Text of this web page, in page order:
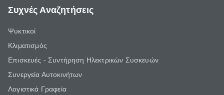
Συχνές Αναζητήσεις
Ψυκτικοί
Κλιματισμός
Επισκευές - Συντήρηση Ηλεκτρικών Συσκευών
Συνεργεία Αυτοκινήτων
Λογιστικά Γραφεία